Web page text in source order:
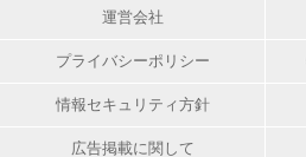
運営会社
プライバシーポリシー
情報セキュリティ方針
広告掲載に関して